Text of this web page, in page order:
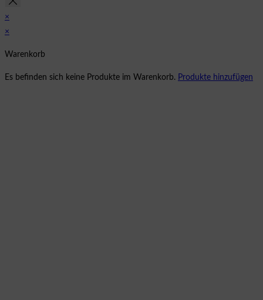
×
×
Warenkorb
Es befinden sich keine Produkte im Warenkorb. Produkte hinzufügen